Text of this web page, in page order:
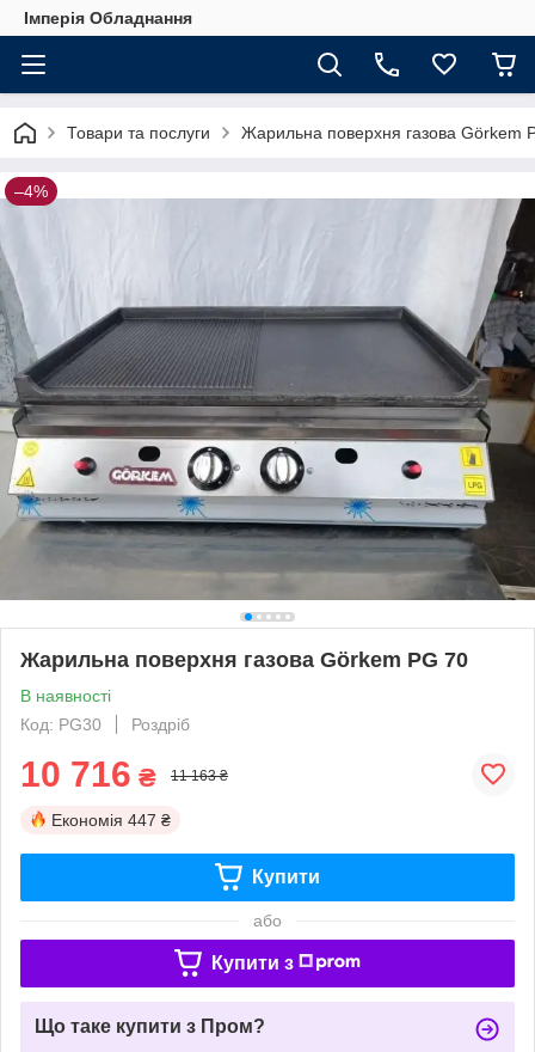
Імперія Обладнання
Товари та послуги Жарильна поверхня газова Görkem
–4%
Жарильна поверхня газова Görkem PG 70
В наявності
Код: PG30
Роздріб
10 716 ₴ 11 163 ₴
Економія 447 ₴
Купити
або
Купити з
Що таке купити з Пром?